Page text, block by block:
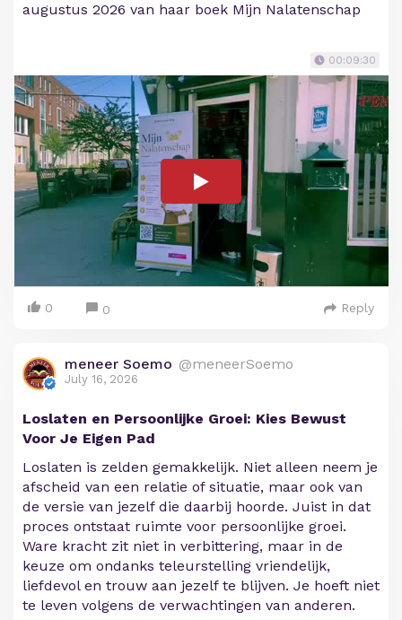
augustus 2026 van haar boek Mijn Nalatenschap
00:09:30
0 0 Reply
meneer Soemo @meneerSoemo
July 16, 2026
Loslaten en Persoonlijke Groei: Kies Bewust
Voor Je Eigen Pad
Loslaten is zelden gemakkelijk. Niet alleen neem je
afscheid van een relatie of situatie, maar ook van
de versie van jezelf die daarbij hoorde. Juist in dat
proces ontstaat ruimte voor persoonlijke groei.
Ware kracht zit niet in verbittering, maar in de
keuze om ondanks teleurstelling vriendelijk,
liefdevol en trouw aan jezelf te blijven. Je hoeft niet
te leven volgens de verwachtingen van anderen.